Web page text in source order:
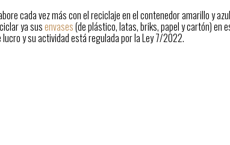
cada vez más con el reciclaje en el contenedor amarillo y
ya susenvases(de plástico, latas, briks, papel y cartón) en
y su actividad está regulada por la Ley 7/2022.